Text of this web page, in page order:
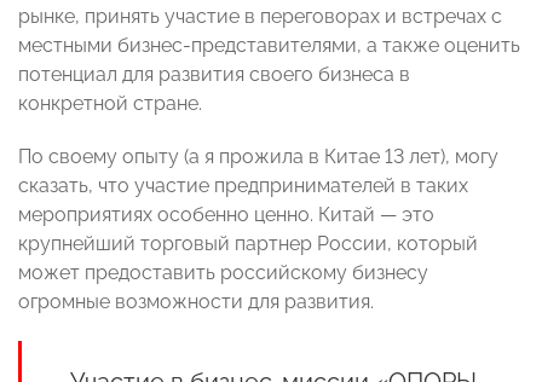
рынке, принять участие в переговорах и встречах с
местными бизнес-представителями, а также оценить
потенциал для развития своего бизнеса в
конкретной стране.
По своему опыту (а я прожила в Китае 13 лет), могу
сказать, что участие предпринимателей в таких
мероприятиях особенно ценно. Китай — это
крупнейший торговый партнер России, который
может предоставить российскому бизнесу
огромные возможности для развития.